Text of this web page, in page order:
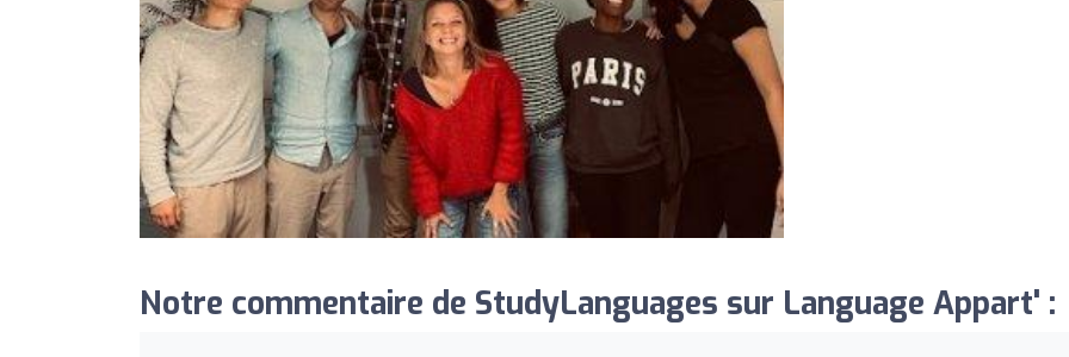
Notre commentaire de StudyLanguages sur Language Appart' :